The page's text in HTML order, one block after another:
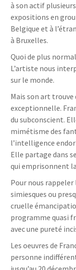
à son actif plusieurs
expositions en
Belgique et à
à Bruxelles.
Quoi de plus
L’artiste nous
sur le monde.
Mais son art
exceptionnelle.
du subconscient.
mimétisme des
l’intelligence
Elle partage dans
qui emprisonnent
Pour nous rappeler
simiesques ou
cruelle
programme quasi
avec une pureté
Les oeuvres de
personne